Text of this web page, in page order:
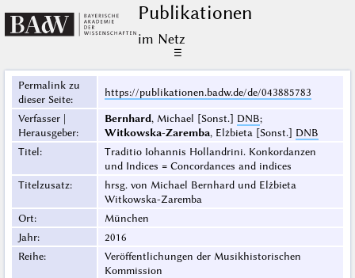
Publikationen
im Netz
☰
Permalink zu
dieser Seite:
https://publikationen.badw.de/de/043885783
Verfasser |
Herausgeber:
Bernhard, Michael [Sonst.] DNB;
Witkowska-Zaremba, Elżbieta [Sonst.] DNB
Titel:
Traditio Iohannis Hollandrini. Konkordanzen
und Indices = Concordances and indices
Titelzusatz:
hrsg. von Michael Bernhard und Elżbieta
Witkowska-Zaremba
Ort:
München
Jahr:
2016
Reihe:
Veröffentlichungen der Musikhistorischen
Kommission